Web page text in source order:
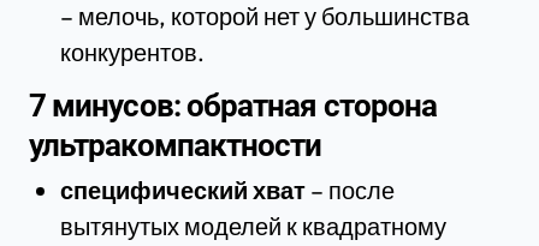
– мелочь, которой нет у большинства
конкурентов.
7 минусов: обратная сторона
ультракомпактности
специфический хват– после
вытянутых моделей к квадратному